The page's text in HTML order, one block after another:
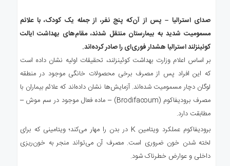
صدای استرالیا – پس از آن‌که پنج نفر، از جمله یک کودک، با علائم
مسمومیت شدید به بیمارستان منتقل شدند، مقام‌های بهداشت ایالت
کوئینزلند استرالیا هشدار فوری‌ای را صادر کرده‌اند.
بر اساس اعلام وزارت بهداشت کوئینزلند، تحقیقات اولیه نشان داده است
که این افراد پس از مصرف برخی محصولات خانگی موجود در منطقه
لوگان دچار مسمومیت شده‌اند. آزمایش‌ها نشان داده‌اند که علائم بیماران با
مصرف برودیفاکوم (Brodifacoum) – ماده‌ فعال موجود در سم موش –
مطابقت دارد.
برودیفاکوم عملکرد ویتامین K در بدن را مهار می‌کند؛ ویتامینی که برای
لخته شدن خون ضروری است. مصرف آن می‌تواند منجر به خون‌ریزی
داخلی و عوارض خطرناک شود.